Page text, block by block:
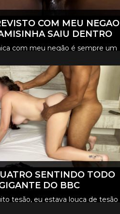
COM MEU NEGAO
SAIU DENTRO
com meu negão é sempre um
um imprevisto, a camisinha
dentro de mim.
AQUI E ASSISTA
SENTINDO TODO
DO BBC
tesão, eu estava louca de tesão